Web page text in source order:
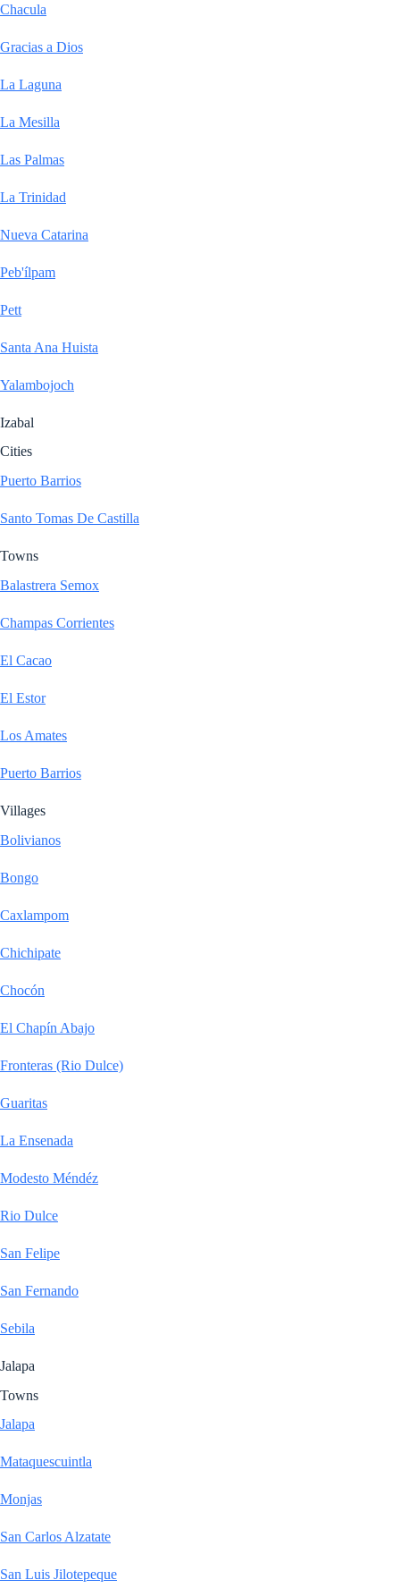
Chacula
Gracias a Dios
La Laguna
La Mesilla
Las Palmas
La Trinidad
Nueva Catarina
Peb'ílpam
Pett
Santa Ana Huista
Yalambojoch
Izabal
Cities
Puerto Barrios
Santo Tomas De Castilla
Towns
Balastrera Semox
Champas Corrientes
El Cacao
El Estor
Los Amates
Puerto Barrios
Villages
Bolivianos
Bongo
Caxlampom
Chichipate
Chocón
El Chapín Abajo
Fronteras (Rio Dulce)
Guaritas
La Ensenada
Modesto Méndéz
Rio Dulce
San Felipe
San Fernando
Sebila
Jalapa
Towns
Jalapa
Mataquescuintla
Monjas
San Carlos Alzatate
San Luis Jilotepeque